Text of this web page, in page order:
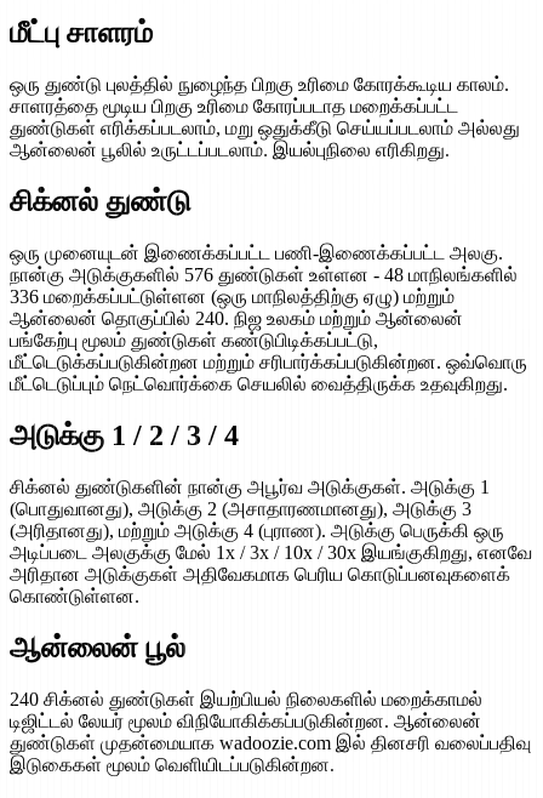
மீட்பு சாளரம்
ஒரு துண்டு புலத்தில் நுழைந்த பிறகு உரிமை கோரக்கூடிய காலம்.
சாளரத்தை மூடிய பிறகு உரிமை கோரப்படாத மறைக்கப்பட்ட
துண்டுகள் எரிக்கப்படலாம், மறு ஒதுக்கீடு செய்யப்படலாம் அல்லது
ஆன்லைன் பூலில் உருட்டப்படலாம். இயல்புநிலை எரிகிறது.
சிக்னல் துண்டு
ஒரு முனையுடன் இணைக்கப்பட்ட பணி-இணைக்கப்பட்ட அலகு.
நான்கு அடுக்குகளில் 576 துண்டுகள் உள்ளன - 48 மாநிலங்களில்
336 மறைக்கப்பட்டுள்ளன (ஒரு மாநிலத்திற்கு ஏழு) மற்றும்
ஆன்லைன் தொகுப்பில் 240. நிஜ உலகம் மற்றும் ஆன்லைன்
பங்கேற்பு மூலம் துண்டுகள் கண்டுபிடிக்கப்பட்டு,
மீட்டெடுக்கப்படுகின்றன மற்றும் சரிபார்க்கப்படுகின்றன. ஒவ்வொரு
மீட்டெடுப்பும் நெட்வொர்க்கை செயலில் வைத்திருக்க உதவுகிறது.
அடுக்கு 1 / 2 / 3 / 4
சிக்னல் துண்டுகளின் நான்கு அபூர்வ அடுக்குகள். அடுக்கு 1
(பொதுவானது), அடுக்கு 2 (அசாதாரணமானது), அடுக்கு 3
(அரிதானது), மற்றும் அடுக்கு 4 (புராண). அடுக்கு பெருக்கி ஒரு
அடிப்படை அலகுக்கு மேல் 1x / 3x / 10x / 30x இயங்குகிறது, எனவே
அரிதான அடுக்குகள் அதிவேகமாக பெரிய கொடுப்பனவுகளைக்
கொண்டுள்ளன.
ஆன்லைன் பூல்
240 சிக்னல் துண்டுகள் இயற்பியல் நிலைகளில் மறைக்காமல்
டிஜிட்டல் லேயர் மூலம் விநியோகிக்கப்படுகின்றன. ஆன்லைன்
துண்டுகள் முதன்மையாக wadoozie.com இல் தினசரி வலைப்பதிவு
இடுகைகள் மூலம் வெளியிடப்படுகின்றன.